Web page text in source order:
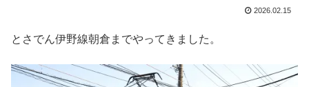
2026.02.15
とさでん伊野線朝倉までやってきました。